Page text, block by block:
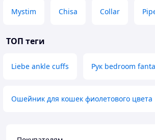
Mystim Chisa Collar
ТОП теги
Liebe ankle cuffs Рук bedroom
Ошейник для кошек фиолетового цвета